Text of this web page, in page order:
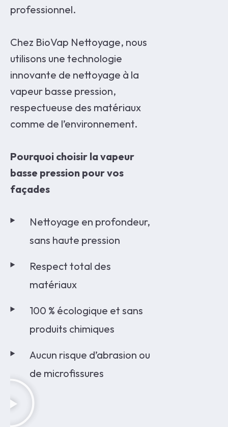
professionnel.
Chez BioVap Nettoyage, nous
utilisons une technologie
innovante de nettoyage à la
vapeur basse pression,
respectueuse des matériaux
comme de l’environnement.
Pourquoi choisir la vapeur
basse pression pour vos
façades
Nettoyage en profondeur,
sans haute pression
Respect total des
matériaux
100 % écologique et sans
produits chimiques
Aucun risque d’abrasion ou
de microfissures